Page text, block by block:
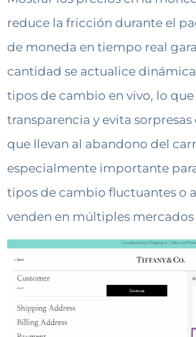
reduce la fricción durante el
de moneda en tiempo real
cantidad se actualice
tipos de cambio en vivo, lo
transparencia y evita
que llevan al abandono del
especialmente importante
tipos de cambio fluctuantes o
venden en múltiples